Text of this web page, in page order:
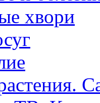
хвори